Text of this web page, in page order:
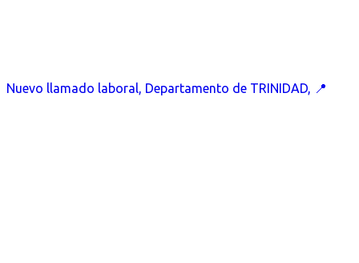
Nuevo llamado laboral, Departamento de TRINIDAD, 📍